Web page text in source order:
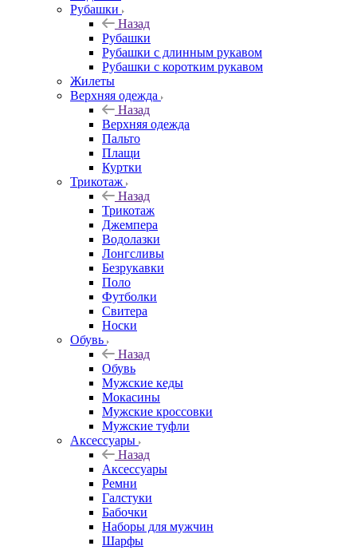
Рубашки
Назад
Рубашки
Рубашки с длинным рукавом
Рубашки с коротким рукавом
Жилеты
Верхняя одежда
Назад
Верхняя одежда
Пальто
Плащи
Куртки
Трикотаж
Назад
Трикотаж
Джемпера
Водолазки
Лонгсливы
Безрукавки
Поло
Футболки
Свитера
Носки
Обувь
Назад
Обувь
Мужские кеды
Мокасины
Мужские кроссовки
Мужские туфли
Аксессуары
Назад
Аксессуары
Ремни
Галстуки
Бабочки
Наборы для мужчин
Шарфы